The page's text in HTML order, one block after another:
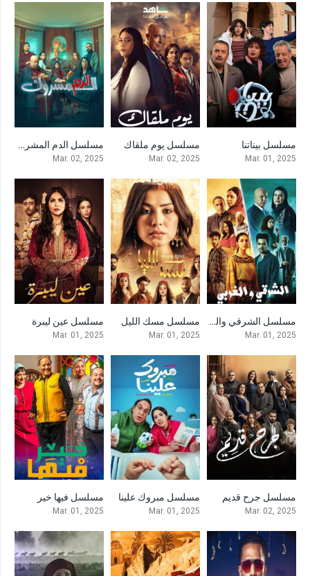
مسلسل بيناتنا
Mar. 01, 2025
مسلسل يوم ملقاك
Mar. 02, 2025
0مسلسل الدم المشروك
Mar. 02, 2025
0مسلسل الشرقي والغربي
Mar. 01, 2025
مسلسل مسك الليل
Mar. 01, 2025
مسلسل عين ليبرة
Mar. 01, 2025
مسلسل جرح قديم
Mar. 02, 2025
0مسلسل مبروك علينا
Mar. 01, 2025
مسلسل فيها خير
Mar. 01, 2025